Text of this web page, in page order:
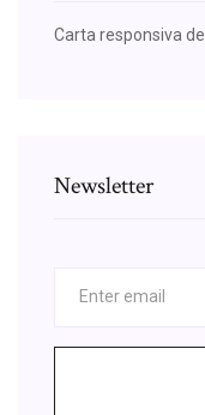
Carta responsiva
Newsletter